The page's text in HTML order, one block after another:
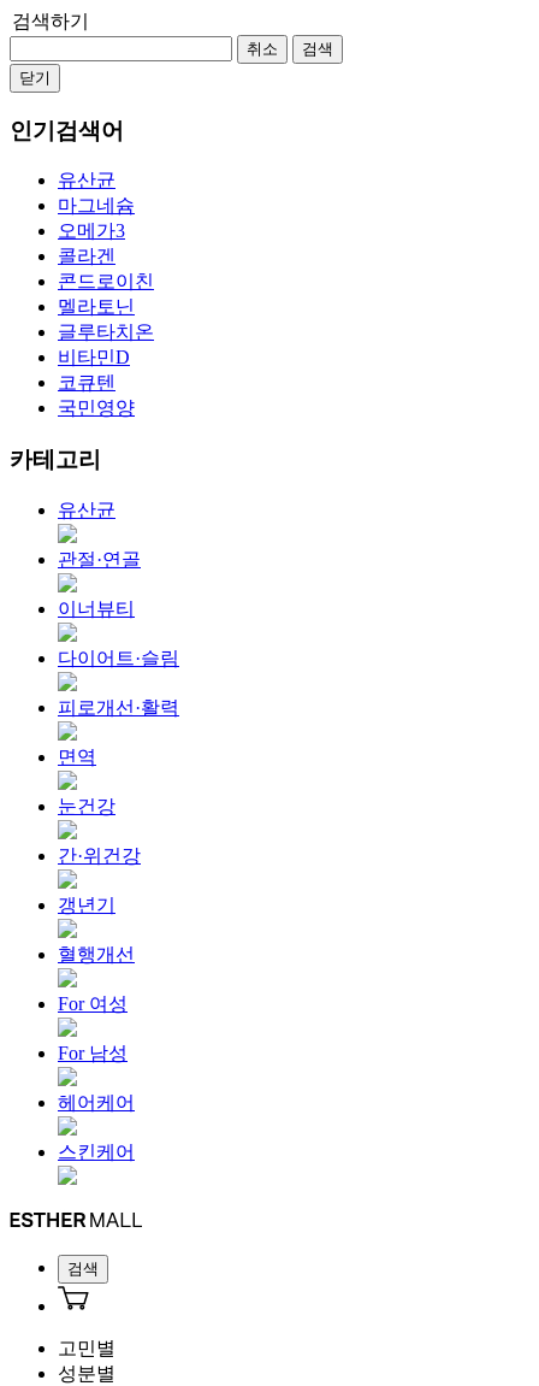
검색하기
취소
검색
닫기
인기검색어
유산균
마그네슘
오메가3
콜라겐
콘드로이친
멜라토닌
글루타치온
비타민D
코큐텐
국민영양
카테고리
유산균
관절·연골
이너뷰티
다이어트·슬림
피로개선·활력
면역
눈건강
간·위건강
갱년기
혈행개선
For 여성
For 남성
헤어케어
스킨케어
검색
고민별
성분별